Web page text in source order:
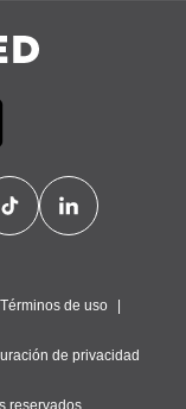
Términos de uso
de privacidad
reservados